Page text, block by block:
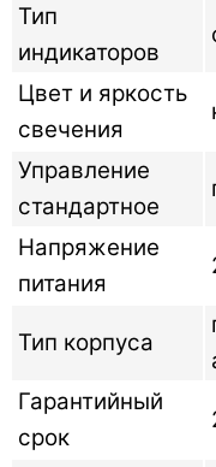
Тип
индикаторов
Цвет и яркость
свечения
Управление
стандартное
Напряжение
питания
Тип корпуса
Гарантийный
срок